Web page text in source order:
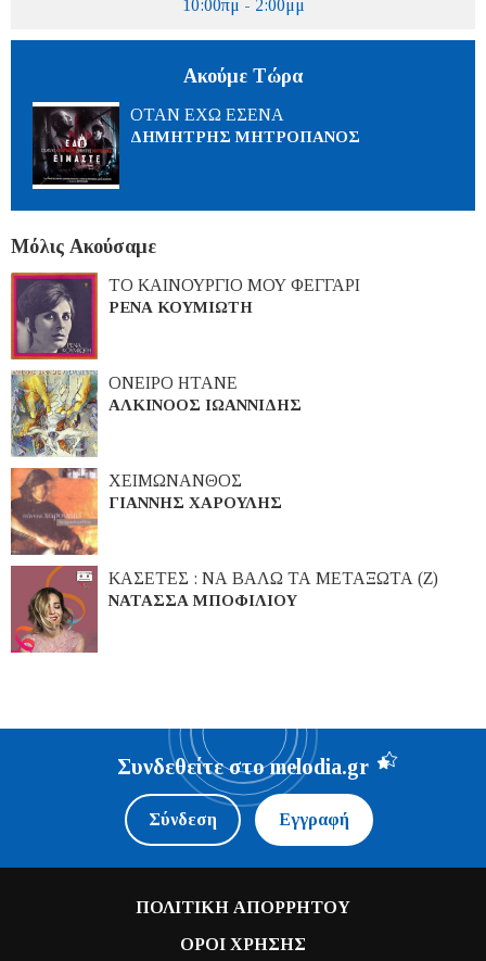
10:00πμ - 2:00μμ
Ακούμε Τώρα
ΟΤΑΝ ΕΧΩ ΕΣΕΝΑ
ΔΗΜΗΤΡΗΣ ΜΗΤΡΟΠΑΝΟΣ
Μόλις Ακούσαμε
ΤΟ ΚΑΙΝΟΥΡΓΙΟ ΜΟΥ ΦΕΓΓΑΡΙ
ΡΕΝΑ ΚΟΥΜΙΩΤΗ
ΟΝΕΙΡΟ ΗΤΑΝΕ
ΑΛΚΙΝΟΟΣ ΙΩΑΝΝΙΔΗΣ
ΧΕΙΜΩΝΑΝΘΟΣ
ΓΙΑΝΝΗΣ ΧΑΡΟΥΛΗΣ
ΚΑΣΕΤΕΣ : ΝΑ ΒΑΛΩ ΤΑ ΜΕΤΑΞΩΤΑ (Ζ)
ΝΑΤΑΣΣΑ ΜΠΟΦΙΛΙΟΥ
Συνδεθείτε στο melodia.gr
Σύνδεση Εγγραφή
ΠΟΛΙΤΙΚΗ ΑΠΟΡΡΗΤΟΥ
ΟΡΟΙ ΧΡΗΣΗΣ